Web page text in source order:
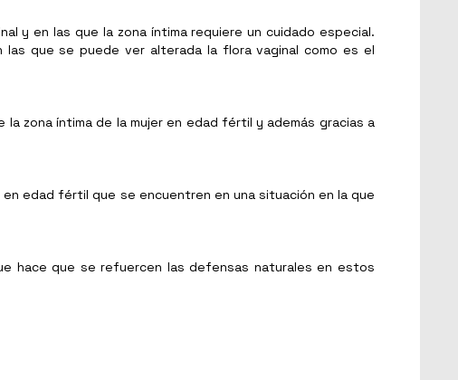
y en las que la zona íntima requiere un cuidado especial.
las que se puede ver alterada la flora vaginal como es el
zona íntima de la mujer en edad fértil y además gracias a
edad fértil que se encuentren en una situación en la que
hace que se refuercen las defensas naturales en estos